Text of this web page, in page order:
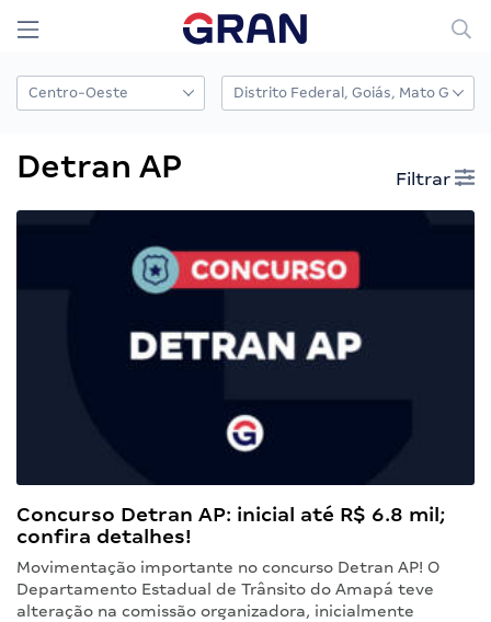
Detran AP Filtrar
Concurso Detran AP: inicial até R$ 6.8 mil;
confira detalhes!
Movimentação importante no concurso Detran AP! O
Departamento Estadual de Trânsito do Amapá teve
alteração na comissão organizadora, inicialmente